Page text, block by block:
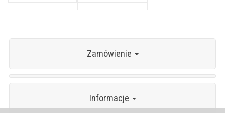
Zamówienie
Informacje